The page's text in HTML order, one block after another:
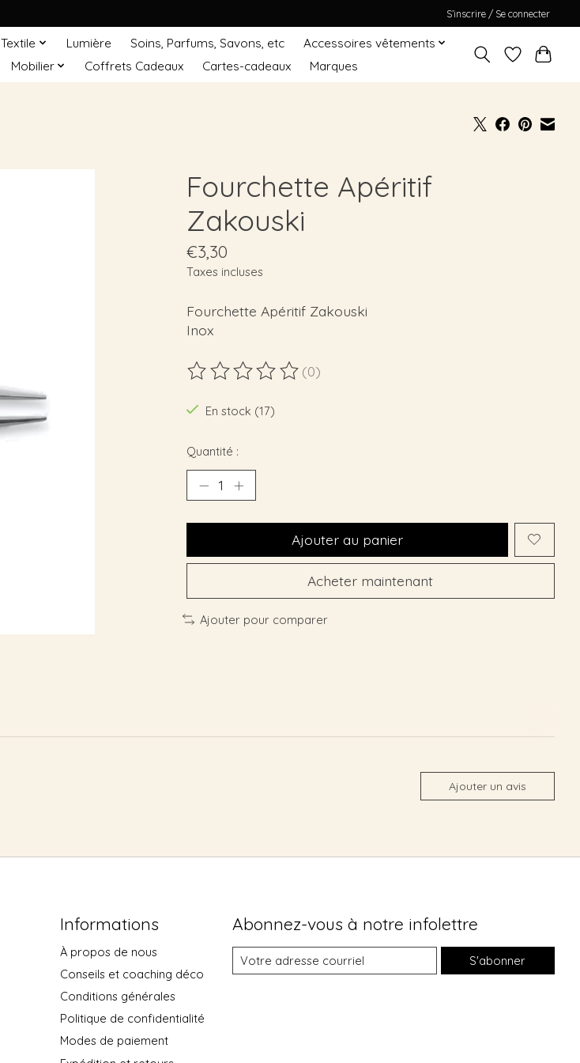
S’inscrire / Se connecter
Textile Lumière Soins, Parfums, Savons, etc
Accessoires vêtements
Mobilier Coffrets Cadeaux Cartes-cadeaux Marques
Fourchette Apéritif
Zakouski
€3,30
Taxes incluses
Fourchette Apéritif Zakouski
Inox
Ce produit est évalué à
(0)
En stock (17)
Quantité :
Ajouter au panier
Acheter maintenant
Ajouter pour comparer
Ajouter un avis
Informations
À propos de nous
Conseils et coaching déco
Conditions générales
Politique de confidentialité
Modes de paiement
Abonnez-vous à notre infolettre
S'abonner